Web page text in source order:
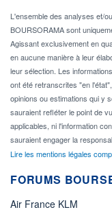
L'ensemble des analyses et/
BOURSORAMA sont
Agissant exclusivement en
en aucune manière à leur
leur sélection. Les
ont été retranscrites "en
opinions ou estimations qui y
sauraient refléter le point de
applicables, ni l'information
sauraient engager la
Lire les mentions légales
FORUMS
Air France KLM